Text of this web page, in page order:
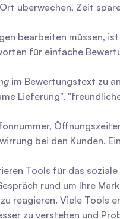
überwachen, Zeit
bearbeiten müssen,
für einfache
im Bewertungstext zu
Lieferung",
bei den Kunden.
Tools für das soziale
rund um Ihre
reagieren. Viele Tools
zu verstehen und